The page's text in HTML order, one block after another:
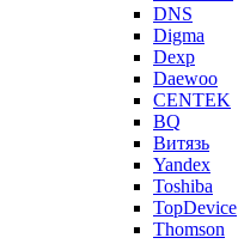
DNS
Digma
Dexp
Daewoo
CENTEK
BQ
Витязь
Yandex
Toshiba
TopDevice
Thomson